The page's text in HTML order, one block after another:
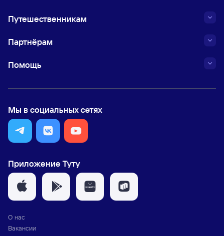
Путешественникам
Партнёрам
Помощь
Мы в социальных сетях
Приложение Туту
О нас
Вакансии